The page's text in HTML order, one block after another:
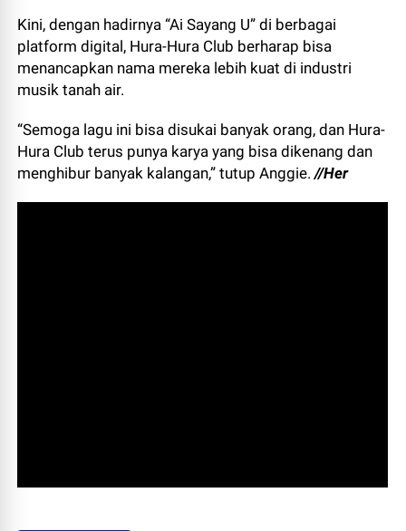
Kini, dengan hadirnya “Ai Sayang U” di berbagai
platform digital, Hura-Hura Club berharap bisa
menancapkan nama mereka lebih kuat di industri
musik tanah air.
“Semoga lagu ini bisa disukai banyak orang, dan Hura-
Hura Club terus punya karya yang bisa dikenang dan
menghibur banyak kalangan,” tutup Anggie. //Her